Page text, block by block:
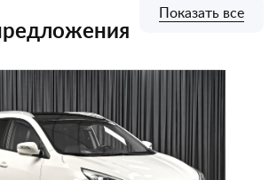
Показать все